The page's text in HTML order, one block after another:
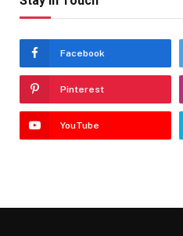
Facebook
Pinterest
YouTube